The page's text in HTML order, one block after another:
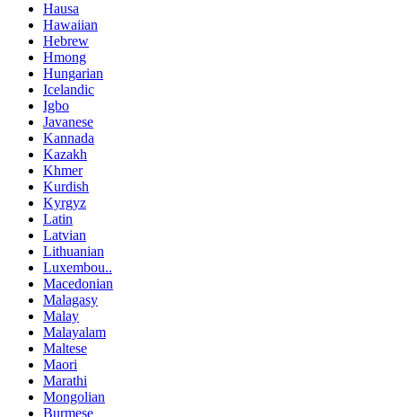
Hausa
Hawaiian
Hebrew
Hmong
Hungarian
Icelandic
Igbo
Javanese
Kannada
Kazakh
Khmer
Kurdish
Kyrgyz
Latin
Latvian
Lithuanian
Luxembou..
Macedonian
Malagasy
Malay
Malayalam
Maltese
Maori
Marathi
Mongolian
Burmese